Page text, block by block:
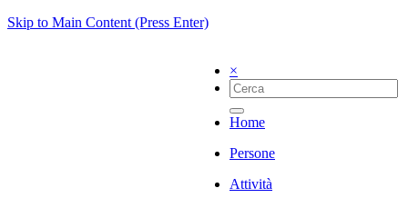
Skip to Main Content (Press Enter)
×
Home
Persone
Attività